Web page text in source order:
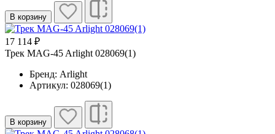
В корзину
17 114 ₽
Трек MAG-45 Arlight 028069(1)
Бренд: Arlight
Артикул: 028069(1)
В корзину